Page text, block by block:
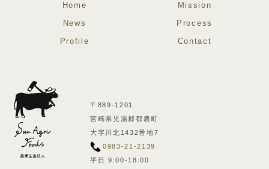
Home
Mission
News
Process
Profile
Contact
〒889-1201
宮崎県児湯郡都農町
大字川北1432番地7
0983-21-2139
平日 9:00-18:00